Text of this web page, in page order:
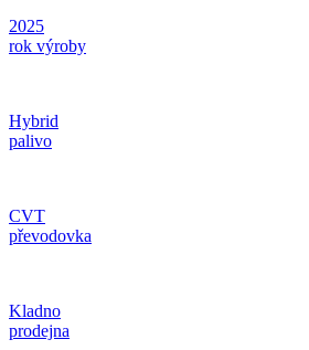
2025
rok výroby
Hybrid
palivo
CVT
převodovka
Kladno
prodejna